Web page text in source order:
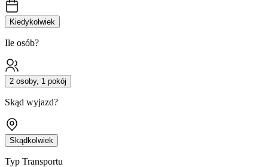
Kiedykolwiek
Ile osób?
2 osoby, 1 pokój
Skąd wyjazd?
Skądkolwiek
Typ Transportu